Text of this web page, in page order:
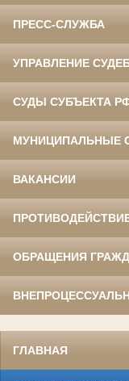
ПРЕСС-СЛУЖБА
УПРАВЛЕНИЕ
СУДЫ СУБЪЕКТА
МУНИЦИПАЛЬНЫЕ
ВАКАНСИИ
ОБРАЩЕНИЯ
ГЛАВНАЯ